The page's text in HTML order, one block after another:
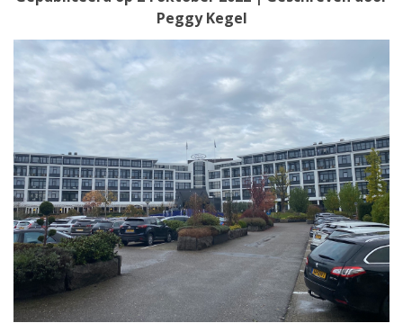
Peggy Kegel